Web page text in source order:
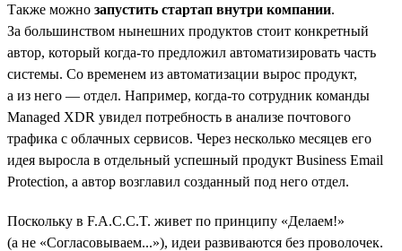
Также можно запустить стартап внутри компании.
За большинством нынешних продуктов стоит конкретный
автор, который когда-то предложил автоматизировать часть
системы. Со временем из автоматизации вырос продукт,
а из него — отдел. Например, когда-то сотрудник команды
Managed XDR увидел потребность в анализе почтового
трафика с облачных сервисов. Через несколько месяцев его
идея выросла в отдельный успешный продукт Business Email
Protection, а автор возглавил созданный под него отдел.
Поскольку в F.A.C.C.T. живет по принципу «Делаем!»
(а не «Согласовываем...»), идеи развиваются без проволочек.